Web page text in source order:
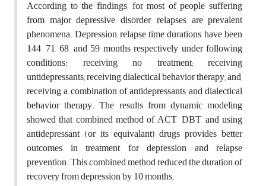
According to the findings, for most of people suffering
from major depressive disorder, relapses are prevalent
phenomena. Depression relapse time durations have been
144, 71, 68, and 59 months respectively under following
conditions: receiving no treatment; receiving
untidepressants; receiving dialectical behavior therapy; and,
receiving a combination of antidepressants and dialectical
behavior therapy. The results from dynamic modeling
showed that combined method of ACT, DBT, and using
antidepressant (or its equivalant) drugs provides better
outcomes in treatment for depression and relapse
prevention. This combined method reduced the duration of
recovery from depression by 10 months.